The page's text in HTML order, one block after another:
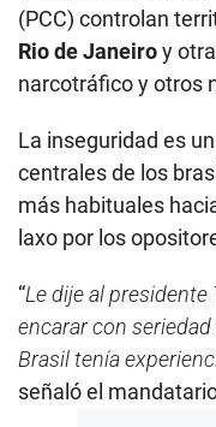
(PCC) controlan
Rio de Janeiroy
narcotráfico y otros
La inseguridad es
centrales de los
más habituales
laxo por los
“Le dije al
encarar con
Brasil tenía
señaló el